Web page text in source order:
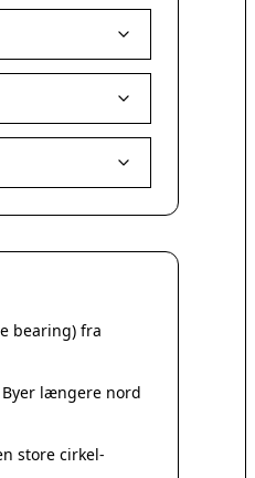
Sjælland
bearing) fra
længere nord
store cirkel-